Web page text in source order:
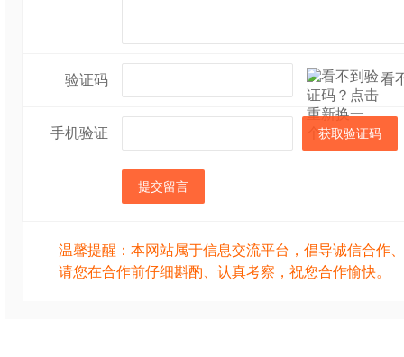
验证码 看
手机验证 获取验证码
提交留言
温馨提醒：本网站属于信息交流平台，倡导诚信合作
请您在合作前仔细斟酌、认真考察，祝您合作愉快。